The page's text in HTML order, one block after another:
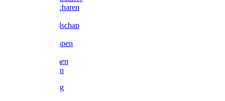
Tangen / Scharen
Meetgereedschap
Vijlen / Raspen
Lijmklemmen
Waterpassen
Bouwbeslag